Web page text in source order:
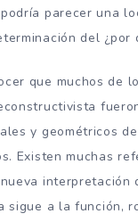
parecer una
del ¿por
que muchos de
y geométricos
Existen muchas
interpretación
sigue a la función,